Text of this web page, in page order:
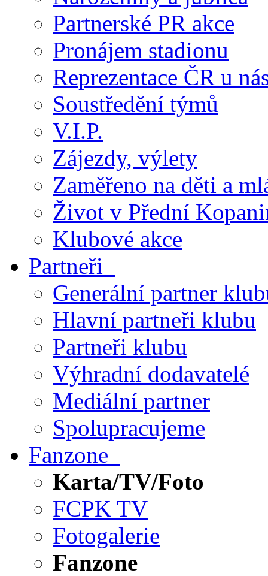
Partnerské PR akce
Pronájem stadionu
Reprezentace ČR u
Soustředění týmů
V.I.P.
Zájezdy, výlety
Zaměřeno na děti a
Život v Přední
Klubové akce
Partneři
Generální partner
Hlavní partneři klubu
Partneři klubu
Výhradní dodavatelé
Mediální partner
Spolupracujeme
Fanzone
Karta/TV/Foto
FCPK TV
Fotogalerie
Fanzone